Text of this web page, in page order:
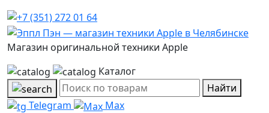
Магазин оригинальной техники Apple
Каталог
Найти
Telegram
Max